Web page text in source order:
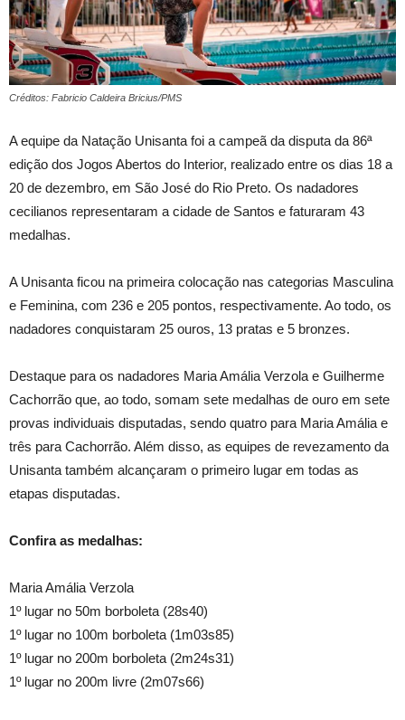
Créditos: Fabricio Caldeira Bricius/PMS
A equipe da Natação Unisanta foi a campeã da disputa da 86ª
edição dos Jogos Abertos do Interior, realizado entre os dias 18 a
20 de dezembro, em São José do Rio Preto. Os nadadores
cecilianos representaram a cidade de Santos e faturaram 43
medalhas.
A Unisanta ficou na primeira colocação nas categorias Masculina
e Feminina, com 236 e 205 pontos, respectivamente. Ao todo, os
nadadores conquistaram 25 ouros, 13 pratas e 5 bronzes.
Destaque para os nadadores Maria Amália Verzola e Guilherme
Cachorrão que, ao todo, somam sete medalhas de ouro em sete
provas individuais disputadas, sendo quatro para Maria Amália e
três para Cachorrão. Além disso, as equipes de revezamento da
Unisanta também alcançaram o primeiro lugar em todas as
etapas disputadas.
Confira as medalhas:
Maria Amália Verzola
1º lugar no 50m borboleta (28s40)
1º lugar no 100m borboleta (1m03s85)
1º lugar no 200m borboleta (2m24s31)
1º lugar no 200m livre (2m07s66)